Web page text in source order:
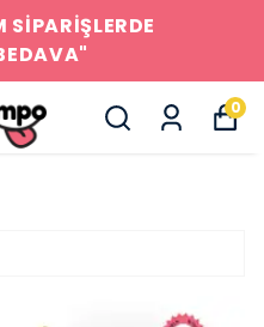
SİPARİŞLERDE
0